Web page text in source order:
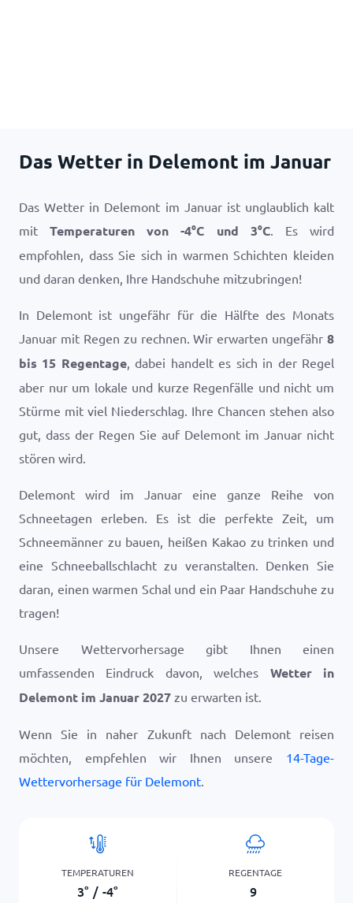
Das Wetter in Delemont im Januar
Das Wetter in Delemont im Januar ist unglaublich kalt
mitTemperaturen von-4°C und 3°C. Es wird
empfohlen, dass Sie sich in warmen Schichten kleiden
und daran denken, Ihre Handschuhe mitzubringen!
In Delemont ist ungefähr für die Hälfte des Monats
Januar mit Regen zu rechnen. Wir erwarten ungefähr 8
bis 15 Regentage, dabei handelt es sich in der Regel
aber nur um lokale und kurze Regenfälle und nicht um
Stürme mit viel Niederschlag. Ihre Chancen stehen also
gut, dass der Regen Sie auf Delemont im Januar nicht
stören wird.
Delemont wird im Januar eine ganze Reihe von
Schneetagen erleben. Es ist die perfekte Zeit, um
Schneemänner zu bauen, heißen Kakao zu trinken und
eine Schneeballschlacht zu veranstalten. Denken Sie
daran, einen warmen Schal und ein Paar Handschuhe zu
tragen!
Unsere Wettervorhersage gibt Ihnen einen
umfassenden Eindruck davon, welches Wetter in
Delemont im Januar 2027 zu erwarten ist.
Wenn Sie in naher Zukunft nach Delemont reisen
möchten, empfehlen wir Ihnen unsere 14-Tage-
Wettervorhersage für Delemont.
TEMPERATUREN
3° / -4°
REGENTAGE
9